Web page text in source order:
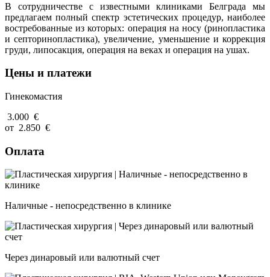
В сотрудничестве с известными клиниками Белграда мы
предлагаем полный спектр эстетических процедур, наиболее
востребованные из которых: операция на носу (ринопластика
и септоринопластика), увеличение, уменьшение и коррекция
груди, липосакция, операция на веках и операция на ушах.
Цены и платежи
Гинекомастия
3.000 €
от 2.850 €
Оплата
Наличные - непосредственно в клинике
Через динаровый или валютный счет